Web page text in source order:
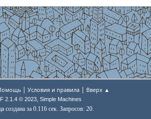
| Условия и правила | Вверх ▲
2.1.4 © 2023, Simple Machines
создана за 0.116 сек. Запросов: 20.